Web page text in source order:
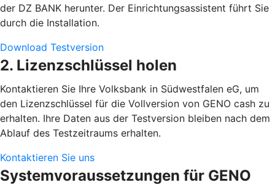
der DZ BANK herunter. Der Einrichtungsassistent führt Sie
durch die Installation.
Download Testversion
2. Lizenzschlüssel holen
Kontaktieren Sie Ihre Volksbank in Südwestfalen eG, um
den Lizenzschlüssel für die Vollversion von GENO cash zu
erhalten. Ihre Daten aus der Testversion bleiben nach dem
Ablauf des Testzeitraums erhalten.
Kontaktieren Sie uns
Systemvoraussetzungen für GENO